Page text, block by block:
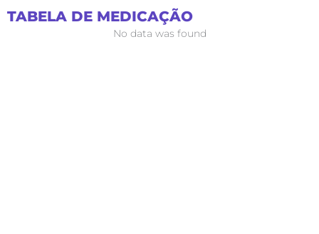
para
TABELA DE MEDICAÇÃO
No data was found